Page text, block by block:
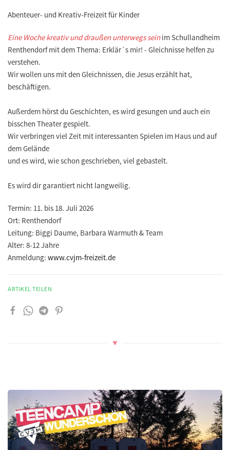
Abenteuer- und Kreativ-Freizeit für Kinder
Eine Woche kreativ und draußen unterwegs seinim Schullandheim
Renthendorf mit dem Thema: Erklär´s mir! - Gleichnisse helfen zu
verstehen.
Wir wollen uns mit den Gleichnissen, die Jesus erzählt hat,
beschäftigen.
Außerdem hörst du Geschichten, es wird gesungen und auch ein
bisschen Theater gespielt.
Wir verbringen viel Zeit mit interessanten Spielen im Haus und auf
dem Gelände
und es wird, wie schon geschrieben, viel gebastelt.
Es wird dir garantiert nicht langweilig.
Termin: 11. bis 18. Juli 2026
Ort: Renthendorf
Leitung: Biggi Daume, Barbara Warmuth & Team
Alter: 8-12 Jahre
Anmeldung: www.cvjm-freizeit.de
ARTIKEL TEILEN